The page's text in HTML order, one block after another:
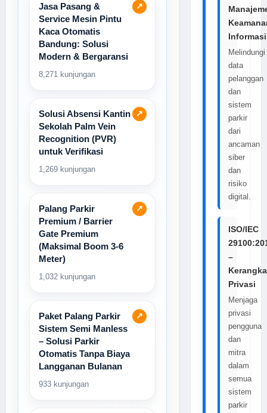
↗
Jasa Pasang &
Service Mesin Pintu
Kaca Otomatis
Bandung: Solusi
Modern & Bergaransi
8,271 kunjungan
↗
Solusi Absensi Kantin
Sekolah Palm Vein
Recognition (PVR)
untuk Verifikasi
1,269 kunjungan
↗
Palang Parkir
Premium / Barrier
Gate Premium
(Maksimal Boom 3-6
Meter)
1,032 kunjungan
↗
Paket Palang Parkir
Sistem Semi Manless
– Solusi Parkir
Otomatis Tanpa Biaya
Langganan Bulanan
933 kunjungan
Informasi
Melindungi
data
pelanggan
dan
sistem
parkir
dari
ancaman
siber
dan
risiko
digital.
ISO/IEC
–
Kerangka
Privasi
Menjaga
privasi
pengguna
dan
mitra
dalam
semua
sistem
parkir